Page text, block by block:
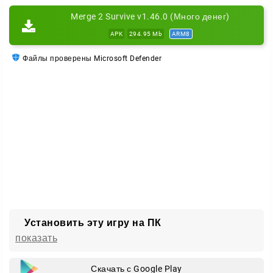
баррикады, ловушки и укрытия, чтобы не только
выжить, но и прорваться вперёд.
Merge 2 Survive v1.46.0 (Много денег)
APK 294.95 Mb ARM8
Файлы проверены Microsoft Defender
Установить эту игру на ПК
показать
Скачать с Google Play